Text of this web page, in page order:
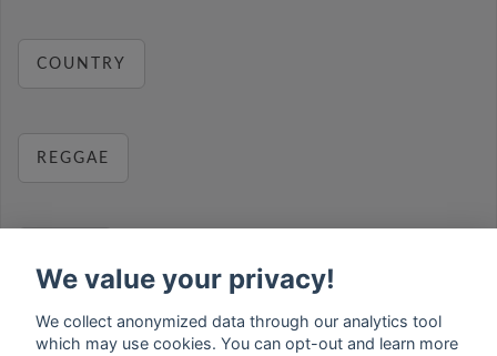
COUNTRY
REGGAE
MUSIC
We value your privacy!
We collect anonymized data through our analytics tool
which may use cookies. You can opt-out and learn more